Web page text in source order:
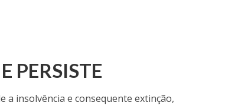
PERSISTE
a insolvência e consequente extinção,